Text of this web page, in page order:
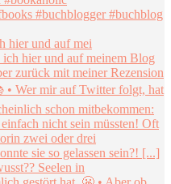
hier und auf mei